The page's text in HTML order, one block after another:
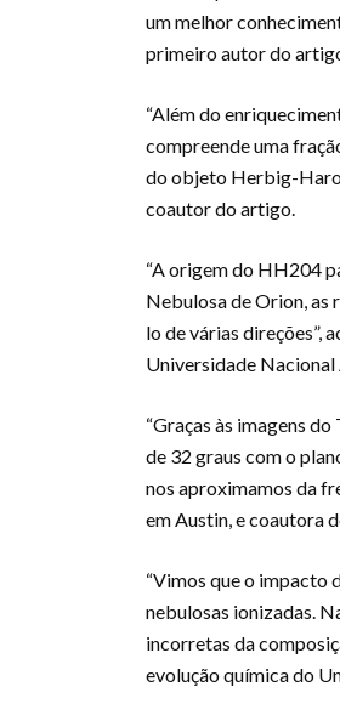
um melhor
primeiro autor do
“Além do
compreende uma
do objeto Herbig-Haro
coautor do artigo.
“A origem do HH204
Nebulosa de Orion, as
lo de várias direções”,
Universidade
“Graças às imagens
de 32 graus com o
nos aproximamos da
em Austin, e coautora
“Vimos que o impacto
nebulosas ionizadas.
incorretas da
evolução química do